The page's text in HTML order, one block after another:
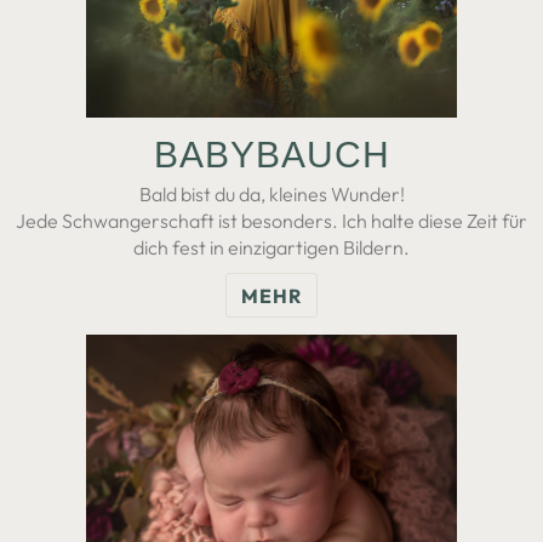
BABY­BAUCH
Bald bist du da, kleines Wunder!
Jede Schwangerschaft ist besonders. Ich halte diese Zeit für
dich fest in einzigartigen Bildern.
MEHR